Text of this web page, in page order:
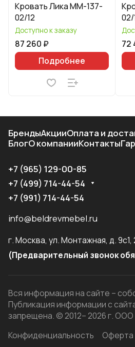
Кровать Лика ММ-137-
02/12
Доступно к заказу
87 260 ₽
Подробнее
72
БрендыАкцииОплата и
БлогО компанииКонтакты
+7 (965) 129-00-85
+7 (499) 714-44-54
+7 (991) 714-44-54
info@beldrevmebel.ru
г. Москва, ул. Монтажная, д. 9с1,
(Предварительный звонок
Вся информация на сайте –
Публикация информации с
запрещена. © 2012– 2026 г.
Конфиденциальность
Оферта